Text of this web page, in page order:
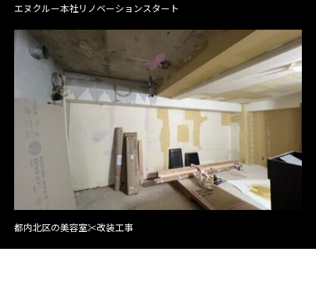
エヌクルー本社リノベーションスタート
都内北区の美容室✂改装工事